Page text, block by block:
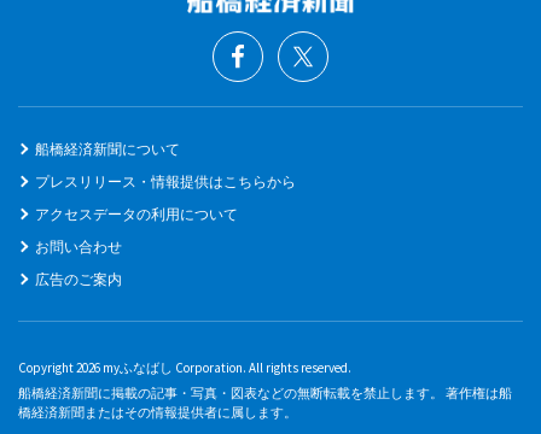
船橋経済新聞について
プレスリリース・情報提供はこちらから
アクセスデータの利用について
お問い合わせ
広告のご案内
Copyright 2026 myふなばし Corporation. All rights reserved.
船橋経済新聞に掲載の記事・写真・図表などの無断転載を禁止します。 著作権は船
橋経済新聞またはその情報提供者に属します。